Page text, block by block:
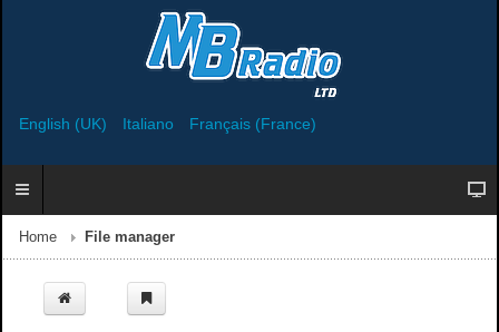
English (UK) Italiano Français (France)
Home File manager